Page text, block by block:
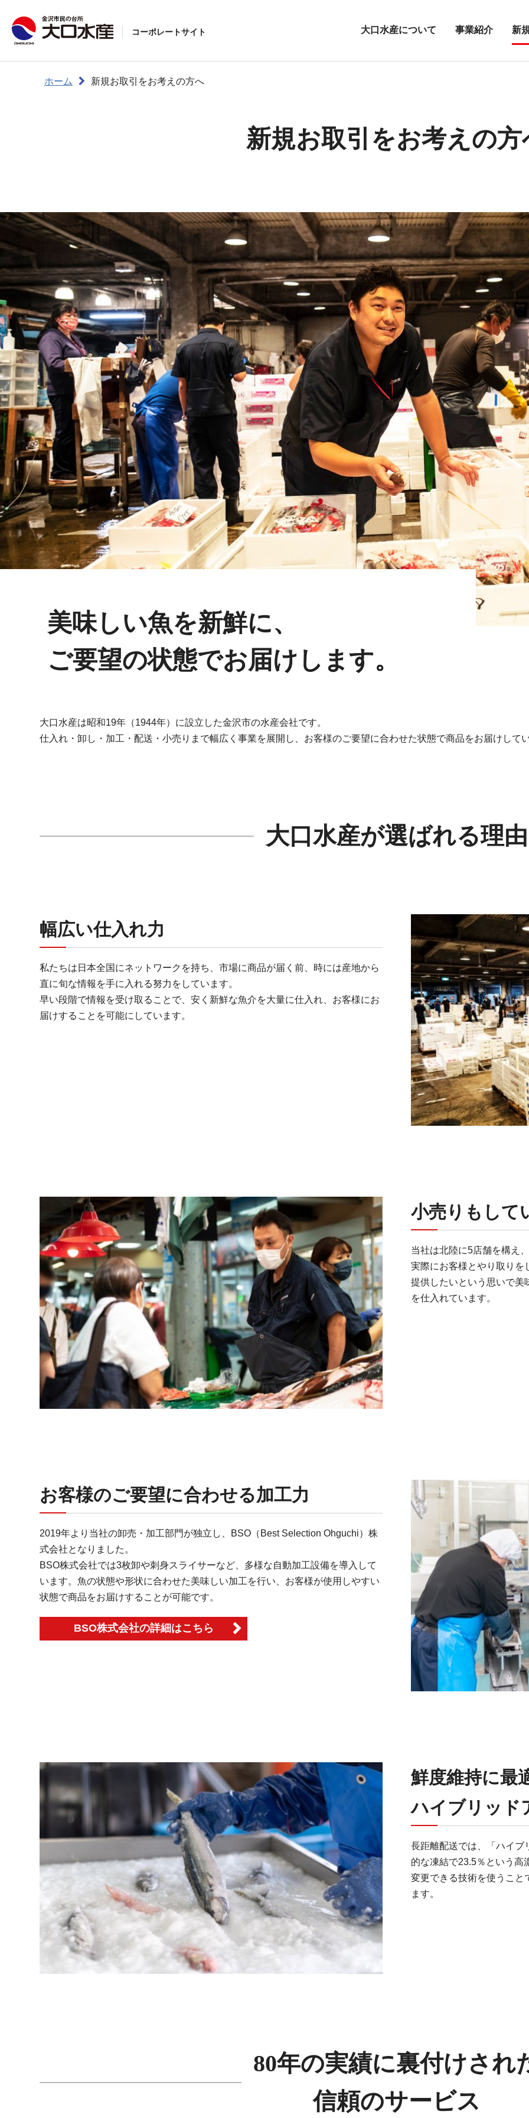
コーポレートサイト 大口水産について 事業紹介 新
ホーム 新規お取引をお考えの方へ
新規お取引をお考えの方
美味しい魚を新鮮に、
ご要望の状態でお届けします。
大口水産は昭和19年（1944年）に設立した金沢市の水産会社です。
仕入れ・卸し・加工・配送・小売りまで幅広く事業を展開し、お客様のご要望に合わせた状態で商品をお届けして
大口水産が選ばれる理由
幅広い仕入れ力
私たちは日本全国にネットワークを持ち、市場に商品が届く前、時には産地から
直に旬な情報を手に入れる努力をしています。
早い段階で情報を受け取ることで、安く新鮮な魚介を大量に仕入れ、お客様にお
届けすることを可能にしています。
小売りもして
当社は北陸に5店舗を構え
実際にお客様とやり取りを
提供したいという思いで美
を仕入れています。
お客様のご要望に合わせる加工力
2019年より当社の卸売・加工部門が独立し、BSO（Best Selection Ohguchi）株
式会社となりました。
BSO株式会社では3枚卸や刺身スライサーなど、多様な自動加工設備を導入して
います。魚の状態や形状に合わせた美味しい加工を行い、お客様が使用しやすい
状態で商品をお届けすることが可能です。
BSO株式会社の詳細はこちら
鮮度維持に最
ハイブリッド
長距離配送では、「ハイブ
的な凍結で23.5％という高
変更できる技術を使うこと
ます。
80年の実績に裏付けされ
信頼のサービス